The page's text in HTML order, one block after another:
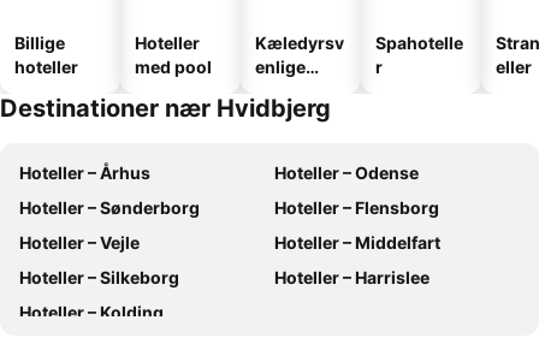
Billige
hoteller
Hoteller
med pool
Kæledyrsv
enlige
Spahotelle
r
eller
Destinationer nær Hvidbjerg
Hoteller – Århus
Hoteller – Odense
Hoteller – Sønderborg
Hoteller – Flensborg
Hoteller – Vejle
Hoteller – Middelfart
Hoteller – Silkeborg
Hoteller – Harrislee
Hoteller – Kolding